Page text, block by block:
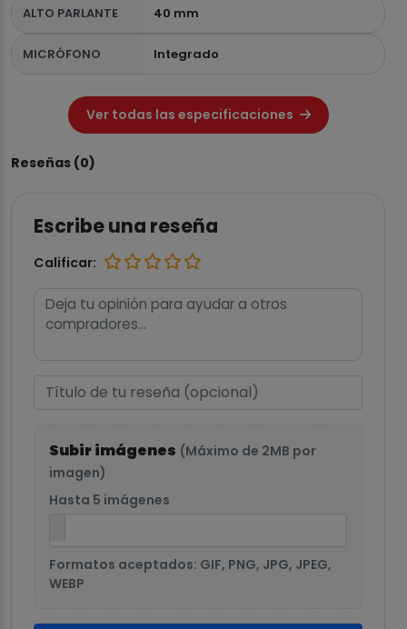
ALTO PARLANTE 40 mm
MICRÓFONO Integrado
Ver todas las especificaciones
Reseñas (0)
Escribe una reseña
Calificar:
Subir imágenes (Máximo de 2MB por
imagen)
Hasta 5 imágenes
Formatos aceptados: GIF, PNG, JPG, JPEG,
WEBP